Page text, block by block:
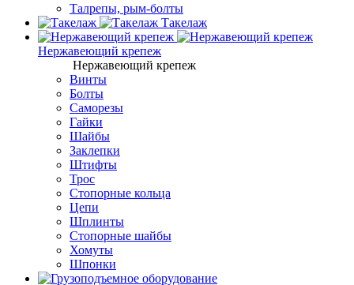
Талрепы, рым-болты
Такелаж
Нержавеющий крепеж
Нержавеющий крепеж
Винты
Болты
Саморезы
Гайки
Шайбы
Заклепки
Штифты
Трос
Стопорные кольца
Цепи
Шплинты
Стопорные шайбы
Хомуты
Шпонки